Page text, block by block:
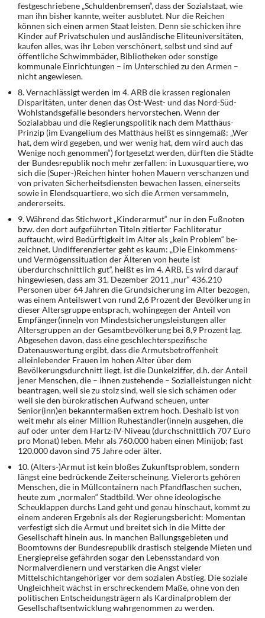
festgeschriebene „Schulden­bremsen“, dass der Sozialstaat, wie
man ihn bisher kannte, weiter ausblutet. Nur die Rei­chen
können sich einen armen Staat leisten. Denn sie schicken ihre
Kinder auf Privatschu­len und ausländische Eliteuniversitäten,
kaufen alles, was ihr Leben verschönert, selbst und sind auf
öffentliche Schwimmbäder, Bibliotheken oder sonstige
kommunale Einrich­tungen – im Unterschied zu den Armen –
nicht angewiesen.
8. Vernachlässigt werden im 4. ARB die krassen regionalen
Disparitäten, unter denen das Ost-West- und das Nord-Süd-
Wohlstandsgefälle besonders hervorstechen. Wenn der
Sozialabbau und die Regierungspolitik nach dem Matthäus-
Prinzip (im Evangelium des Mat­thäus heißt es sinngemäß: „Wer
hat, dem wird gegeben, und wer wenig hat, dem wird auch das
Wenige noch genommen“) fortgesetzt werden, dürften die Städte
der Bundesre­publik noch mehr zerfallen: in Luxusquartiere, wo
sich die (Super-)Reichen hinter hohen Mauern verschanzen und
von privaten Sicherheitsdiensten bewachen lassen, einerseits
sowie in Elendsquartiere, wo sich die Armen versammeln,
andererseits.
9. Während das Stichwort „Kinderarmut“ nur in den Fußnoten
bzw. den dort aufgeführten Titeln zitierter Fachliteratur
auftaucht, wird Bedürftigkeit im Alter als „kein Problem“ be­
zeichnet. Undifferenzierter geht es kaum: „Die Einkommens-
und Vermögenssituation der Älteren von heute ist
überdurchschnittlich gut“, heißt es im 4. ARB. Es wird darauf
hinge­wiesen, dass am 31. Dezember 2011 „nur“ 436.210
Personen über 64 Jahren die Grundsi­cherung im Alter bezogen,
was einem Anteilswert von rund 2,6 Prozent der Bevölkerung in
dieser Altersgruppe entsprach, wohingegen der Anteil von
Empfänger(inne)n von Mindest­sicherungsleistungen aller
Altersgruppen an der Gesamtbevölkerung bei 8,9 Prozent lag.
Abgesehen davon, dass eine geschlechterspezifische
Datenauswertung ergibt, dass die Armutsbetroffenheit
alleinlebender Frauen im hohen Alter über dem
Bevölkerungsdurchnitt liegt, ist die Dunkelziffer, d.h. der Anteil
jener Menschen, die – ihnen zustehende – Sozial­leistungen nicht
beantragen, weil sie zu stolz sind, weil sie sich schämen oder
weil sie den bürokratischen Aufwand scheuen, unter
Senior(inn)en bekanntermaßen extrem hoch. Deshalb ist von
weit mehr als einer Million Ruheständler(inne)n ausgehen, die
auf oder un­ter dem Hartz-IV-Niveau (durchschnittlich 707 Euro
pro Monat) leben. Mehr als 760.000 haben einen Minijob; fast
120.000 davon sind 75 Jahre oder älter.
10. (Alters-)Armut ist kein bloßes Zukunftsproblem, sondern
längst eine bedrückende Zeit­erscheinung. Vielerorts gehören
Menschen, die in Müllcontainern nach Pfandflaschen su­chen,
heute zum „normalen“ Stadtbild. Wer ohne ideologische
Scheuklappen durchs Land geht und genau hinschaut, kommt zu
einem anderen Ergebnis als der Regierungsbericht: Momentan
verfestigt sich die Armut und breitet sich in die Mitte der
Gesellschaft hinein aus. In manchen Ballungsgebieten und
Boomtowns der Bundesrepublik drastisch steigen­de Mieten und
Energiepreise gefährden sogar den Lebensstandard von
Normalverdienern und verstärken die Angst vieler
Mittelschichtangehöriger vor dem sozialen Abstieg. Die so­ziale
Ungleichheit wächst in erschreckendem Maße, ohne von den
politischen Entschei­dungsträgern als Kardinalproblem der
Gesellschaftsentwicklung wahrgenommen zu wer­den.